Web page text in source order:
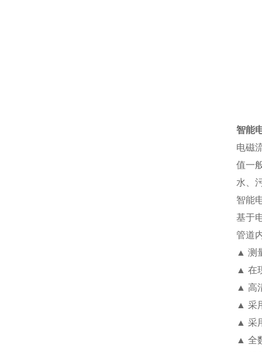
智能
电磁
值一
水、
智能
基于
管道
▲ 测
▲ 在
▲ 高
▲ 采
▲ 采
▲ 全